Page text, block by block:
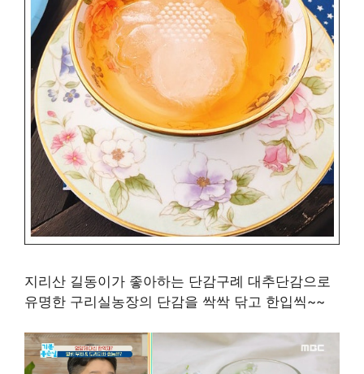
지리산 길동이가 좋아하는 단감구례 대추단감으로
유명한 구리실농장의 단감을 싹싹 닦고 한입씩~~